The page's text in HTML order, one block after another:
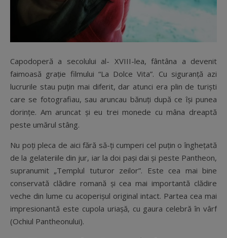
Capodoperă a secolului al- XVIII-lea, fântâna a devenit
faimoasă grație filmului “La Dolce Vita”. Cu siguranță azi
lucrurile stau puțin mai diferit, dar atunci era plin de turiști
care se fotografiau, sau aruncau bănuți după ce își punea
dorințe. Am aruncat și eu trei monede cu mâna dreaptă
peste umărul stâng.
Nu poți pleca de aici fără să-ți cumperi cel puțin o înghețată
de la gelateriile din jur, iar la doi pași dai și peste Pantheon,
supranumit „Templul tuturor zeilor”. Este cea mai bine
conservată clădire romană și cea mai importantă clădire
veche din lume cu acoperișul original intact. Partea cea mai
impresionantă este cupola uriașă, cu gaura celebră în vârf
(Ochiul Pantheonului).